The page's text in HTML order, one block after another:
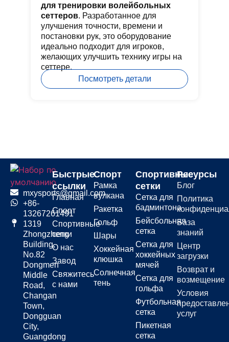
для тренировки волейбольных
сеттеров. Разработанное для
улучшения точности, времени и
постановки рук, это оборудование
идеально подходит для игроков,
желающих улучшить технику игры на
сеттере.
Посмотреть детали
mxysports@gmail.com
+86-
13267261491
1319
Zhongzheng
Building,
No.82
Dongmen
Middle
Road,
Changan
Town,
Dongguan
City,
Guangdong
Быстрые
ссылки
Главная
Спорт
Спортивные
сетки
О нас
Завод
Свяжитесь
с нами
Спорт
Рамка
вулкана
Ракетка
Гольф
Шары
Хоккейная
клюшка
Солнечная
тень
Спортивные
сетки
Сетка для
бадминтона
Бейсбольная
сетка
Сетка для
хоккейных
мячей
Сетка для
гольфа
Футбольная
сетка
Пикетная
сетка
Ресурсы
Блог
Политика
База
знаний
Центр
загрузки
Возврат и
возмещение
Условия
услуг